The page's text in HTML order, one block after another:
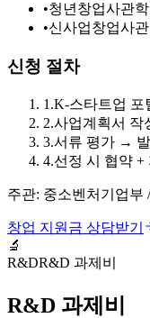
•청년창업사관
•신사업창업사
신청 절차
1 .K-스타트업 포
2.사업계획서 작
3.서류 평가 →
4.선정 시 협약 +
주관: 중소벤처기업부
창업 지원금 상담받기
🔬
R&DR&D 과제비
R&D 과제비